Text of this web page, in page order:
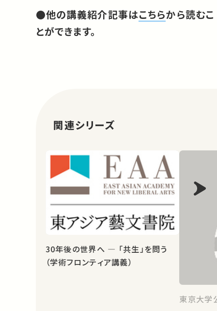
●他の講義紹介記事はこちらから読むこ
とができます。
関連シリーズ
30年後の世界へ ― 「共生」を問う
（学術フロンティア講義）
東京大学